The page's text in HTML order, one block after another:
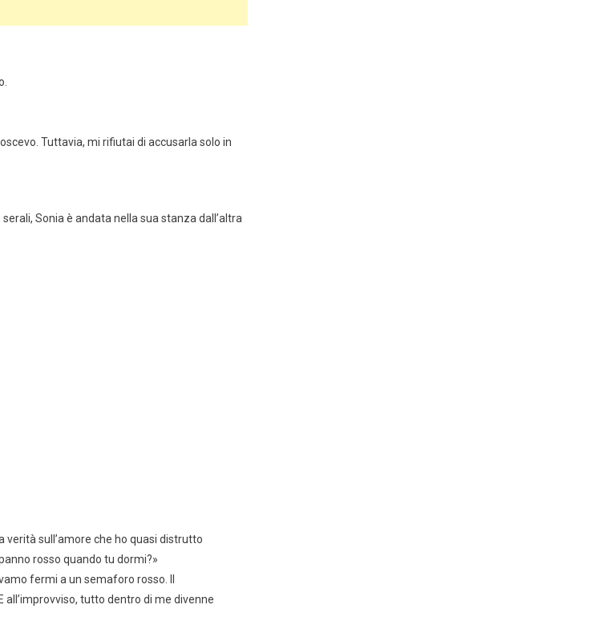
Tuttavia, mi rifiutai di accusarla solo in
Sonia è andata nella sua stanza dall’altra
verità sull’amore che ho quasi distrutto
rosso quando tu dormi?»
fermi a un semaforo rosso. Il
tutto dentro di me divenne